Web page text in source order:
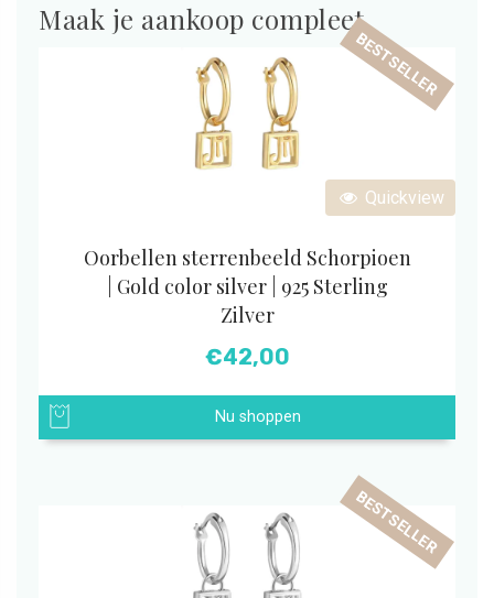
Maak je aankoop compleet
Quickview
BESTSELLER
Oorbellen sterrenbeeld Schorpioen
| Gold color silver | 925 Sterling
Zilver
€42,00
Nu shoppen
BESTSELLER